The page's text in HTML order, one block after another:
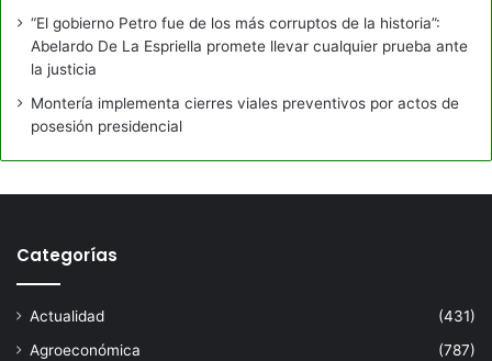
“El gobierno Petro fue de los más corruptos de la historia”:
Abelardo De La Espriella promete llevar cualquier prueba ante
la justicia
Montería implementa cierres viales preventivos por actos de
posesión presidencial
Categorías
Actualidad
(431)
Agroeconómica
(787)